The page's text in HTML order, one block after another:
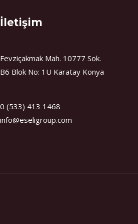
İletişim
Fevziçakmak Mah. 10777 Sok.
B6 Blok No: 1U Karatay Konya
0 (533) 413 1468
info@eseligroup.com